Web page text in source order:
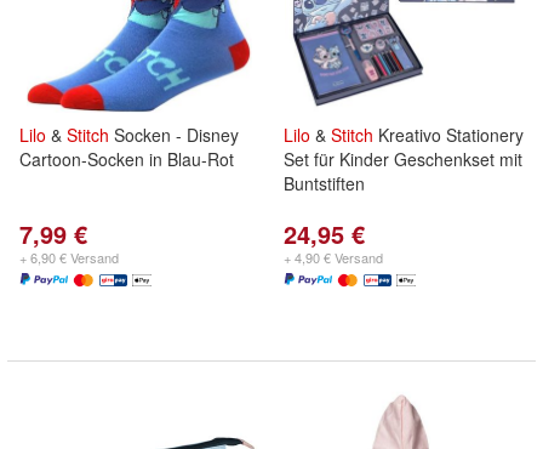
Lilo & Stitch Socken - Disney
Cartoon-Socken in Blau-Rot
7,99 €
+ 6,90 € Versand
Lilo & Stitch Kreativo Stationery
Set für Kinder Geschenkset mit
Buntstiften
24,95 €
+ 4,90 € Versand